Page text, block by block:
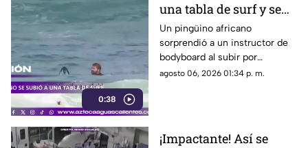
0:38
una tabla de surf y se
viraliza
Un pingüino africano
sorprendió a un instructor de
bodyboard al subir por
iniciativa propia a su tabla y
agosto 06, 2026 01:34 p. m.
¡Impactante! Así se